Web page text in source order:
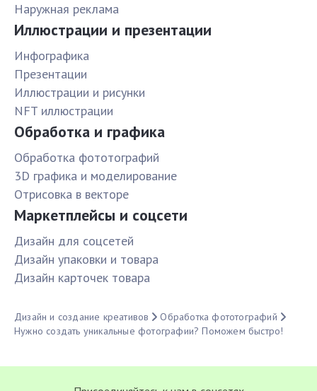
Наружная реклама
Иллюстрации и презентации
Инфографика
Презентации
Иллюстрации и рисунки
NFT иллюстрации
Обработка и графика
Обработка фототографий
3D графика и моделирование
Отрисовка в векторе
Маркетплейсы и соцсети
Дизайн для соцсетей
Дизайн упаковки и товара
Дизайн карточек товара
Дизайн и создание креативов
Обработка фототографий
Нужно создать уникальные фотографии? Поможем быстро!